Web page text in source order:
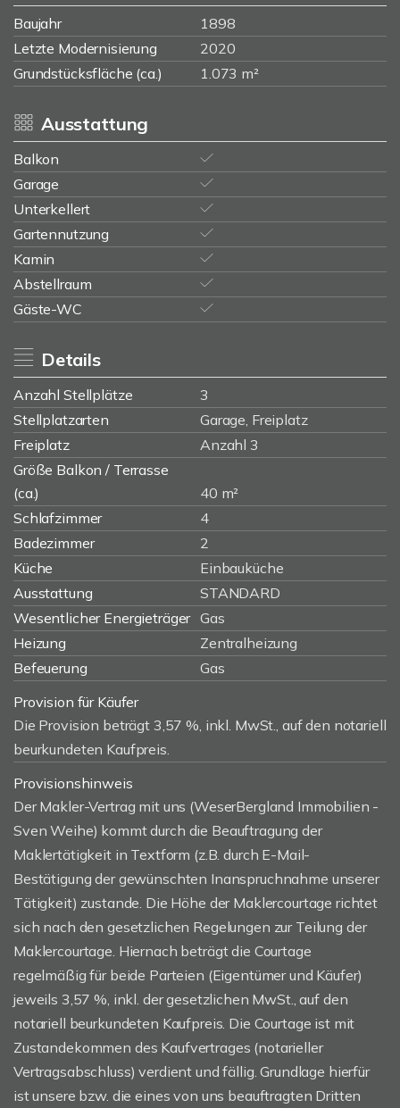
Baujahr
1898
Letzte Modernisierung
2020
Grundstücksfläche (ca.)
1.073 m²
Ausstattung
Balkon
Garage
Unterkellert
Gartennutzung
Kamin
Abstellraum
Gäste-WC
Details
Anzahl Stellplätze
3
Stellplatzarten
Garage, Freiplatz
Freiplatz
Anzahl 3
Größe Balkon / Terrasse
(ca.)
40 m²
Schlafzimmer
4
Badezimmer
2
Küche
Einbauküche
Ausstattung
STANDARD
Wesentlicher Energieträger Gas
Heizung
Zentralheizung
Befeuerung
Gas
Provision für Käufer
Die Provision beträgt 3,57 %, inkl. MwSt., auf den notariell
beurkundeten Kaufpreis.
Provisionshinweis
Der Makler-Vertrag mit uns (WeserBergland Immobilien -
Sven Weihe) kommt durch die Beauftragung der
Maklertätigkeit in Textform (z.B. durch E-Mail-
Bestätigung der gewünschten Inanspruchnahme unserer
Tätigkeit) zustande. Die Höhe der Maklercourtage richtet
sich nach den gesetzlichen Regelungen zur Teilung der
Maklercourtage. Hiernach beträgt die Courtage
regelmäßig für beide Parteien (Eigentümer und Käufer)
jeweils 3,57 %, inkl. der gesetzlichen MwSt., auf den
notariell beurkundeten Kaufpreis. Die Courtage ist mit
Zustandekommen des Kaufvertrages (notarieller
Vertragsabschluss) verdient und fällig. Grundlage hierfür
ist unsere bzw. die eines von uns beauftragten Dritten